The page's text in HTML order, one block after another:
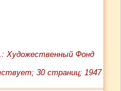
Художественный Фонд
30 страниц; 1947